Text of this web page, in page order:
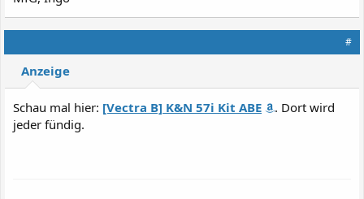
#
Anzeige
Schau mal hier: [Vectra B] K&N 57i Kit ABE
. Dort wird
jeder fündig.